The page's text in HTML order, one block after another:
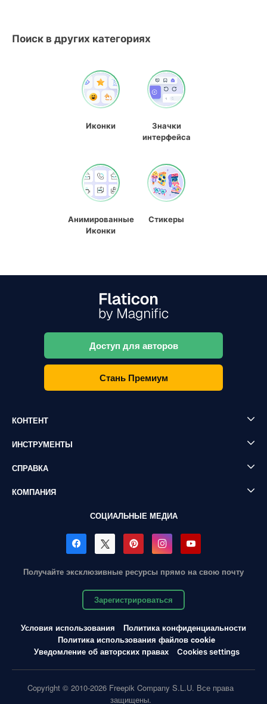
Поиск в других категориях
Иконки
Значки
интерфейса
Анимированные
Иконки
Стикеры
Доступ для авторов
Стань Премиум
КОНТЕНТ
ИНСТРУМЕНТЫ
СПРАВКА
КОМПАНИЯ
СОЦИАЛЬНЫЕ МЕДИА
Получайте эксклюзивные ресурсы прямо на свою почту
Зарегистрироваться
Условия использования
Политика конфиденциальности
Политика использования файлов cookie
Уведомление об авторских правах
Cookies settings
Copyright © 2010-2026 Freepik Company S.L.U. Все права
защищены.